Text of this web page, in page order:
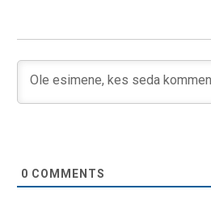
0 COMMENTS